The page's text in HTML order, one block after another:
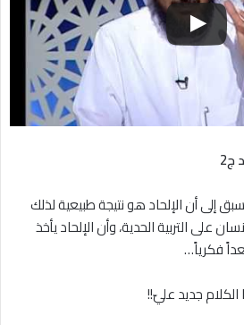
إلى أن الإلحاد هو نتيجة طبيعية لذلك
على التربية الحدية، وأن الإلحاد يأخذ
فكرياً…
جديد عليّ!!